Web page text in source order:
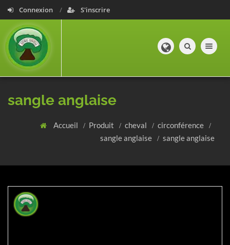
Connexion S'inscrire
Toggle
sangle anglaise
Accueil Produit cheval
circonférence
sangle anglaise
sangle anglaise